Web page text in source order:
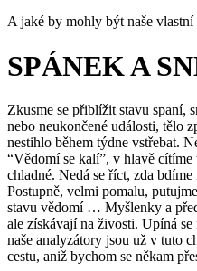
A jaké by mohly být naše
SPÁNEK A
Zkusme se přiblížit stavu spaní,
nebo neukončené události, tělo
nestihlo během týdne vstřebat.
“Vědomí se kalí”, v hlavě
chladné. Nedá se říct, zda
Postupně, velmi pomalu,
stavu vědomí … Myšlenky a
ale získávají na živosti. Upíná
naše analyzátory jsou už v tuto
cestu, aniž bychom se někam